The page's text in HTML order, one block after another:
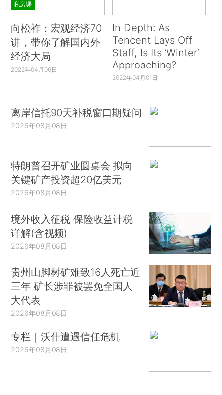
私房课
向松祚：宏观经济70
讲，带你了解国内外
经济大局
2022年04月06日
In Depth: As
Tencent Lays Off
Staff, Is Its ‘Winter’
Approaching?
2022年04月01日
离岸信托90天补税窗口期疑问
2026年08月08日
特朗普召开矿业圆桌会 拟向
关键矿产投资超20亿美元
2026年08月08日
境外收入征税 保险收益计税
详解(含视频)
2026年08月08日
贵州山脚树矿难致16人死亡近
三年 矿长涉罪被罢免全国人
大代表
2026年08月08日
专栏｜沃什遭遇信任危机
2026年08月08日